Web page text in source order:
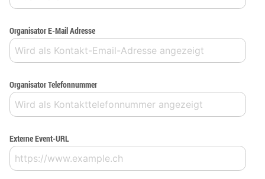
Organisator E-Mail Adresse
Organisator Telefonnummer
Externe Event-URL